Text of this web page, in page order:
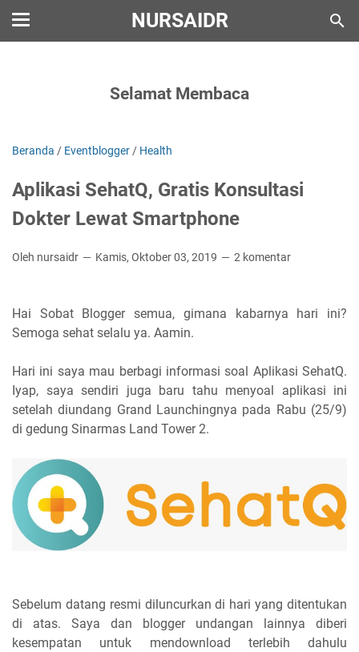
NURSAIDR
Selamat Membaca
Beranda / Eventblogger / Health
Aplikasi SehatQ, Gratis Konsultasi
Dokter Lewat Smartphone
Oleh nursaidr Kamis, Oktober 03, 2019 2 komentar
Hai Sobat Blogger semua, gimana kabarnya hari ini?
Semoga sehat selalu ya. Aamin.
Hari ini saya mau berbagi informasi soal Aplikasi SehatQ.
Iyap, saya sendiri juga baru tahu menyoal aplikasi ini
setelah diundang Grand Launchingnya pada Rabu (25/9)
di gedung Sinarmas Land Tower 2.
Sebelum datang resmi diluncurkan di hari yang ditentukan
di atas. Saya dan blogger undangan lainnya diberi
kesempatan untuk mendownload terlebih dahulu